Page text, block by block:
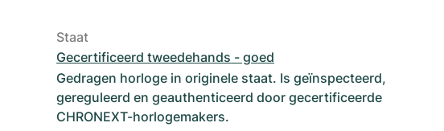
Staat
Gecertificeerd tweedehands - goed
Gedragen horloge in originele staat. Is geïnspecteerd,
gereguleerd en geauthenticeerd door gecertificeerde
CHRONEXT-horlogemakers.